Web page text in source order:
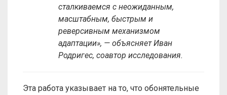
сталкиваемся с неожиданным,
масштабным, быстрым и
реверсивным механизмом
адаптации», — объясняет Иван
Родригес, соавтор исследования.
Эта работа указывает на то, что обонятельные